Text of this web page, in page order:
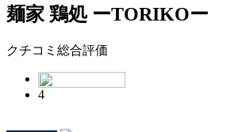
麺家 鶏処 ーTORIKOー
クチコミ総合評価
4